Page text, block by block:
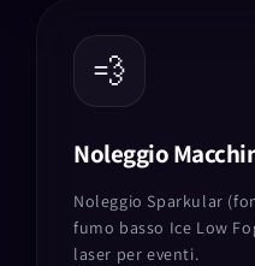
💨
Noleggio
Noleggio Sparkular
fumo basso Ice Low
laser per eventi.